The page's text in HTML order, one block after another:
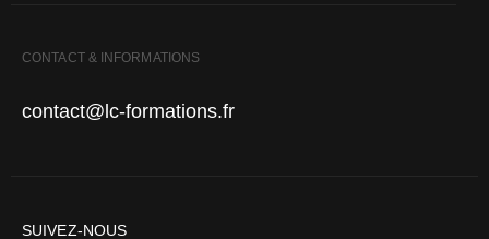
CONTACT & INFORMATIONS
contact@lc-formations.fr
SUIVEZ-NOUS